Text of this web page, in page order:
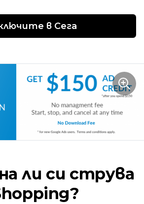
в Сега
ли си струва